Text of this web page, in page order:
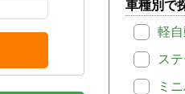
車種別で
軽
ス
ミ